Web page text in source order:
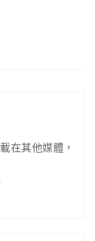
在其他媒體，